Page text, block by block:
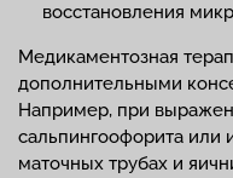
восстановления
Медикаментозная
дополнительными
Например, при
сальпингоофорита или
маточных трубах и